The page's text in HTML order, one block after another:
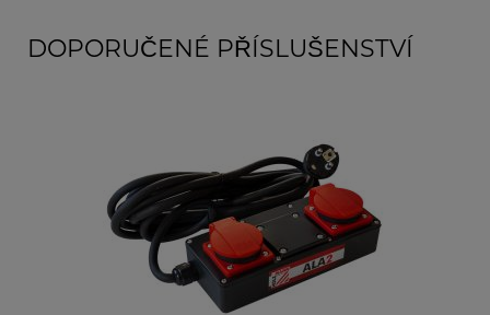
DOPORUČENÉ PŘÍSLUŠENSTVÍ